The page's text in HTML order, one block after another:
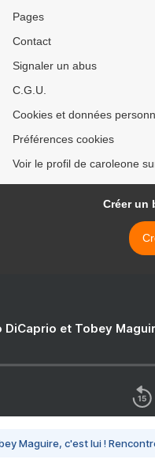
Pages
Contact
Signaler un abus
C.G.U.
Cookies et données
Préférences cookies
Voir le profil de caroleone
Créer un
DiCaprio et Tobey
Maguire, c'est lui !